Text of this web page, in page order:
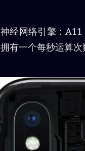
神经网络引擎：
拥有一个每秒运算次